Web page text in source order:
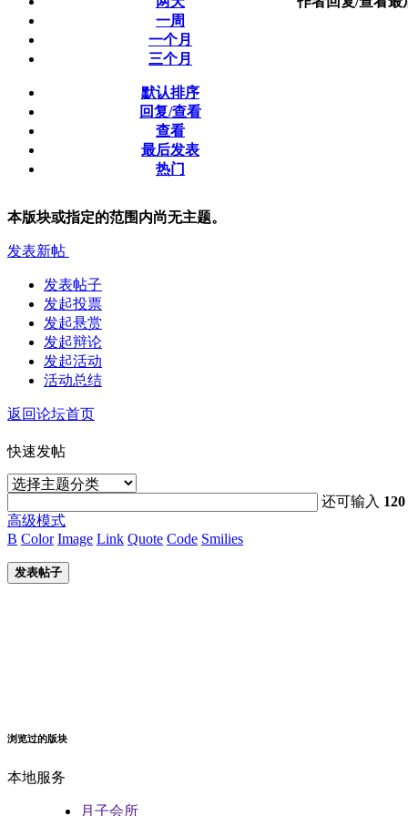
一周
一个月
三个月
默认排序
回复/查看
查看
最后发表
热门
本版块或指定的范围内尚无主题。
发表新帖
发表帖子
发起投票
发起悬赏
发起辩论
发起活动
活动总结
返回论坛首页
快速发帖
还可输入 120
高级模式
B Color Image Link Quote Code Smilies
发表帖子
浏览过的版块
本地服务
月子会所